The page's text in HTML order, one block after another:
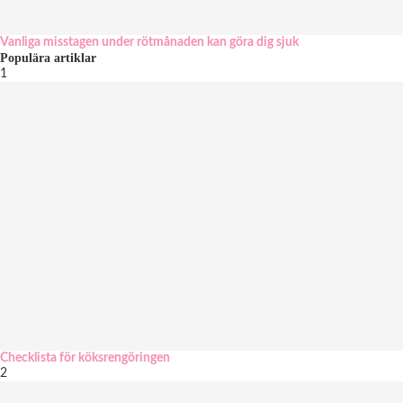
Vanliga misstagen under rötmånaden kan göra dig sjuk
Populära artiklar
1
Checklista för köksrengöringen
2